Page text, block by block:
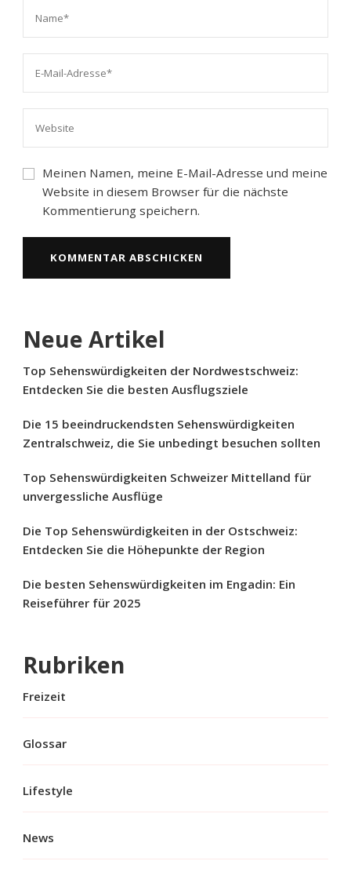
Meinen Namen, meine E-Mail-Adresse und meine
Website in diesem Browser für die nächste
Kommentierung speichern.
Neue Artikel
Top Sehenswürdigkeiten der Nordwestschweiz:
Entdecken Sie die besten Ausflugsziele
Die 15 beeindruckendsten Sehenswürdigkeiten
Zentralschweiz, die Sie unbedingt besuchen sollten
Top Sehenswürdigkeiten Schweizer Mittelland für
unvergessliche Ausflüge
Die Top Sehenswürdigkeiten in der Ostschweiz:
Entdecken Sie die Höhepunkte der Region
Die besten Sehenswürdigkeiten im Engadin: Ein
Reiseführer für 2025
Rubriken
Freizeit
Glossar
Lifestyle
News